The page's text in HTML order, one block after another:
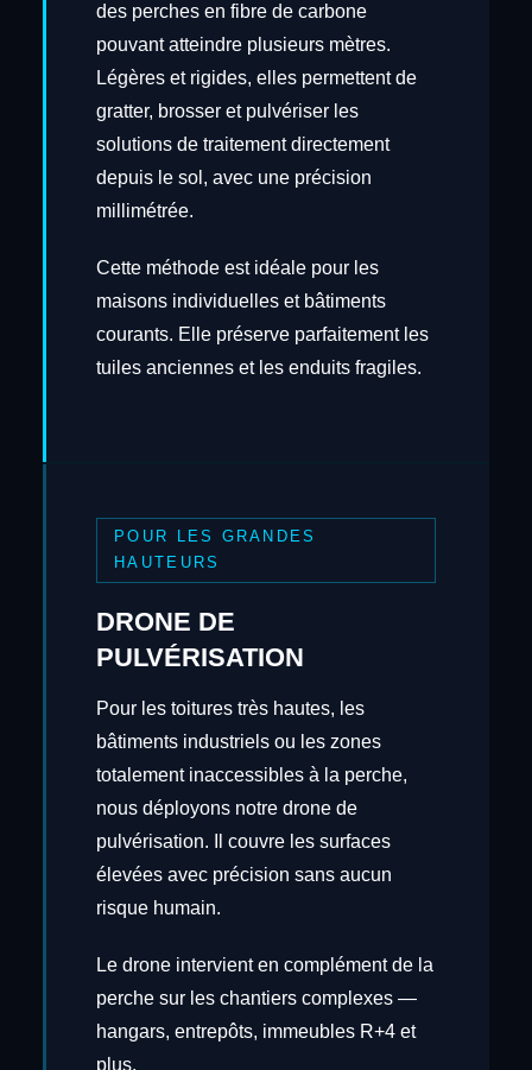
des perches en fibre de carbone
pouvant atteindre plusieurs mètres.
Légères et rigides, elles permettent de
gratter, brosser et pulvériser les
solutions de traitement directement
depuis le sol, avec une précision
millimétrée.
Cette méthode est idéale pour les
maisons individuelles et bâtiments
courants. Elle préserve parfaitement les
tuiles anciennes et les enduits fragiles.
POUR LES GRANDES
HAUTEURS
DRONE DE
PULVÉRISATION
Pour les toitures très hautes, les
bâtiments industriels ou les zones
totalement inaccessibles à la perche,
nous déployons notre drone de
pulvérisation. Il couvre les surfaces
élevées avec précision sans aucun
risque humain.
Le drone intervient en complément de la
perche sur les chantiers complexes —
hangars, entrepôts, immeubles R+4 et
plus.